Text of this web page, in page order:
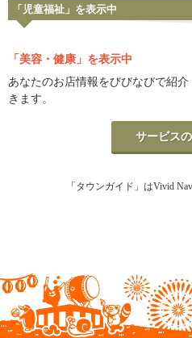
「児童福祉」を表示中
「美容・健康」を表示中
あなたのお店情報をびびなびで紹
きます。
サービス
「タウンガイド」はVivid